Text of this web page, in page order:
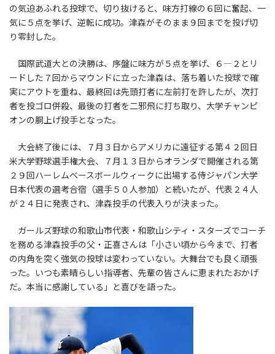
の気迫あふれる投球で、切り抜けると、味方打線の６回に奮起、一
気に５点を挙げ、逆転に成功。津森がそのまま９回までを投げ切
り零封した。
国際武道大との決勝は、序盤に味方が５点を挙げ、６―２とリ
ードした７回からマウンドに立った津森は、落ち着いた投球で確
実にアウトを重ね、最終回は先頭打者に左前打を許したが、次打
者を投ゴロ併殺、最後の打者を二邪飛に打ち取り、大学チャンピ
オンの胴上げ投手となった。
大会終了後には、７月３日からアメリカに遠征する第４２回日
米大学野球選手権大会、７月１３日からオランダで開催される第
２９回ハーレムベースボールウィークに出場する侍ジャパン大学
日本代表の選考合宿（選手５０人参加）と続いたが、代表２４人
が２４日に発表され、津森投手の代表入りが決まった。
ガールズ野球の和歌山市代表・和歌山シティ・スターズでコーチ
を務める津森投手の父・正喜さんは「小さい頃から今まで、打者
の内角を突く強気の投球は変わっていない。大舞台でも良く頑張
った。いつも素晴らしい指導者、先輩の皆さんに恵まれたおかげ
だ。本当に感謝している」と喜びを語った。